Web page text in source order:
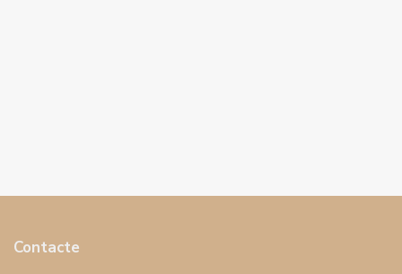
Contacte